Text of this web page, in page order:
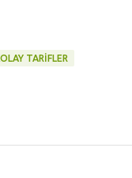
TARİFLER